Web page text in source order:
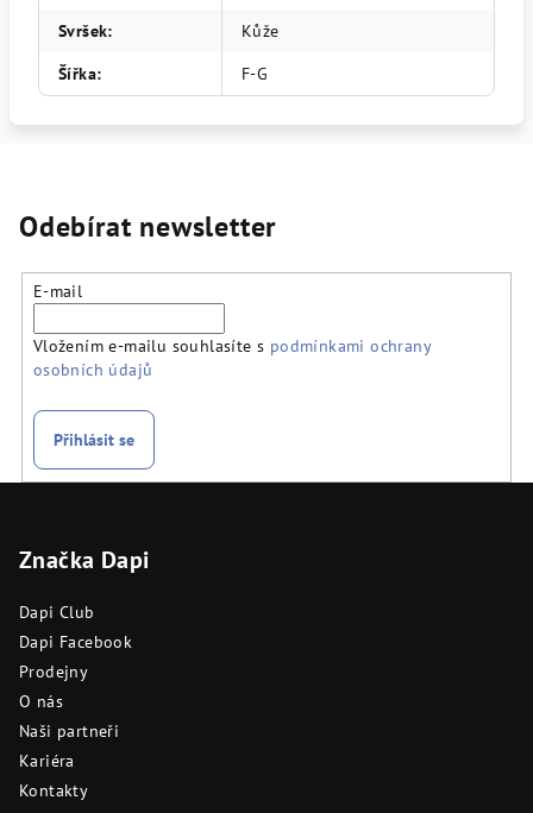
Svršek:
Kůže
Šířka: F-G
Odebírat newsletter
E-mail
Vložením e-mailu souhlasíte s podmínkami ochrany
osobních údajů
Přihlásit se
Značka Dapi
Dapi Club
Dapi Facebook
Prodejny
O nás
Naši partneři
Kariéra
Kontakty